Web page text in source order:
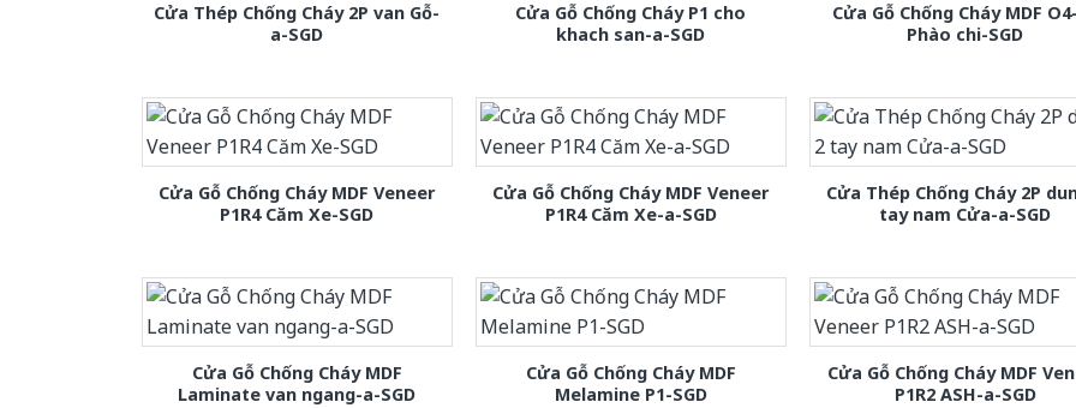
Cửa Thép Chống Cháy 2P van Gỗ-
a-SGD
Cửa Gỗ Chống Cháy P1 cho
khach san-a-SGD
Cửa Gỗ Chống Cháy MDF
Phào chi-SGD
Cửa Gỗ Chống Cháy MDF Veneer
P1R4 Căm Xe-SGD
Cửa Gỗ Chống Cháy MDF Veneer
P1R4 Căm Xe-a-SGD
Cửa Thép Chống Cháy 2P
tay nam Cửa-a-SGD
Cửa Gỗ Chống Cháy MDF
Laminate van ngang-a-SGD
Cửa Gỗ Chống Cháy MDF
Melamine P1-SGD
Cửa Gỗ Chống Cháy MDF
P1R2 ASH-a-SGD